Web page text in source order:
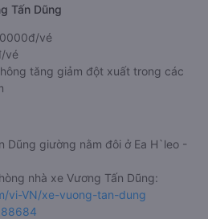
Tấn Dũng
vé
vé
tăng giảm đột xuất trong các
Dũng giường nằm đôi ở Ea H`leo -
nhà xe Vương Tấn Dũng:
vi-VN/xe-vuong-tan-dung